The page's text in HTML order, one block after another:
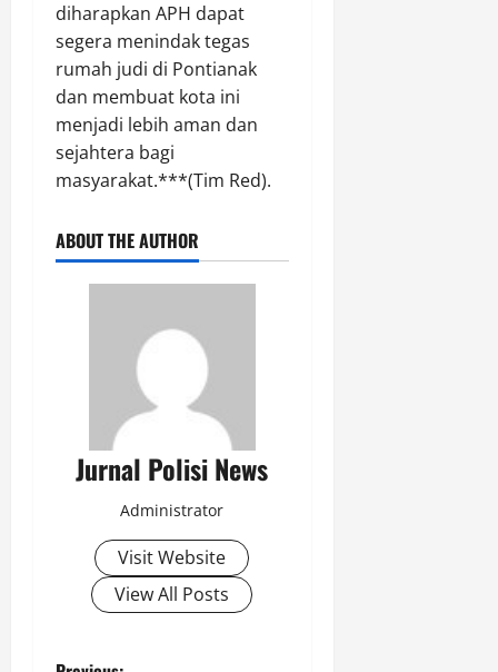
diharapkan APH dapat
segera menindak tegas
rumah judi di Pontianak
dan membuat kota ini
menjadi lebih aman dan
sejahtera bagi
masyarakat.***(Tim Red).
ABOUT THE AUTHOR
Jurnal Polisi News
Administrator
Visit Website
View All Posts